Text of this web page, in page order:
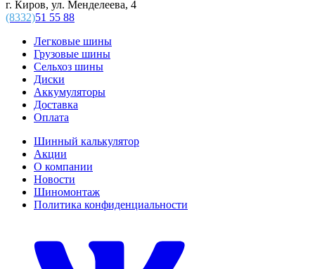
г. Киров, ул. Менделеева, 4
(8332)51 55 88
Легковые шины
Грузовые шины
Сельхоз шины
Диски
Аккумуляторы
Доставка
Оплата
Шинный калькулятор
Акции
О компании
Новости
Шиномонтаж
Политика конфиденциальности